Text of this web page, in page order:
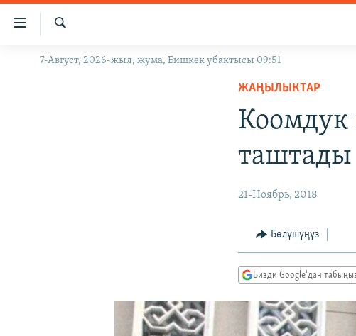
Линктер
Мазмунга
Навигацияга
ЖАҢЫЛЫКТАР
Издөө
7-Август, 2026-жыл, жума, Бишкек убактысы 09:51
ЖАҢЫЛЫКТАР
таштады
21-Ноябрь, 2018
Бөлүшүңүз
Бизди Google'дан